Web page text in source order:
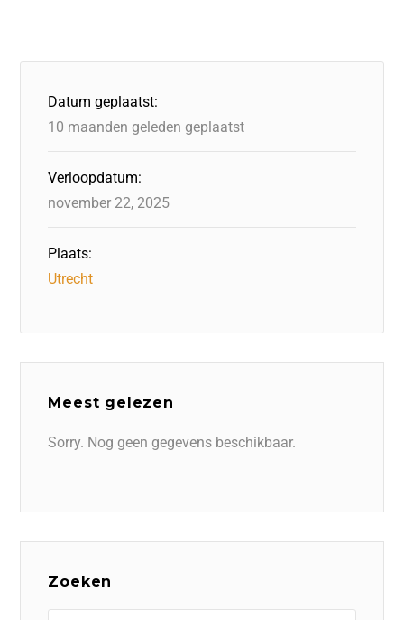
Datum geplaatst:
10 maanden geleden geplaatst
Verloopdatum:
november 22, 2025
Plaats:
Utrecht
Meest gelezen
Sorry. Nog geen gegevens beschikbaar.
Zoeken